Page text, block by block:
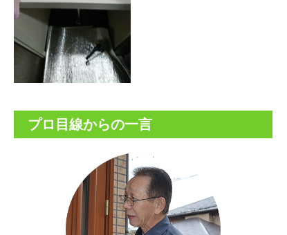
プロ目線からの一言